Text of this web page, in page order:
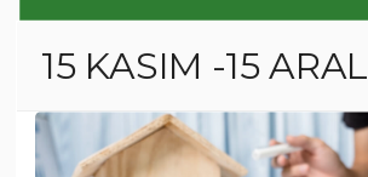
15 KASIM -15